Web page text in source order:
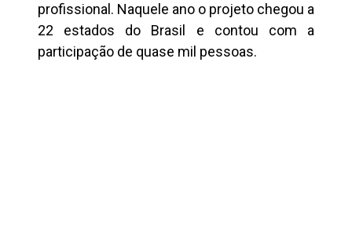
profissional. Naquele ano o projeto chegou a
22 estados do Brasil e contou com a
participação de quase mil pessoas.